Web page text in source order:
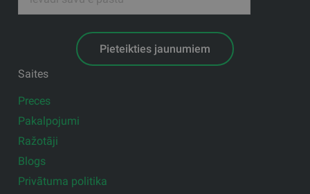
Pieteikties jaunumiem
Saites
Preces
Pakalpojumi
Ražotāji
Blogs
Privātuma politika